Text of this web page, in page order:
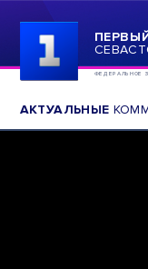
ФЕДЕРАЛЬНОЕ
АКТУАЛЬНЫЕ